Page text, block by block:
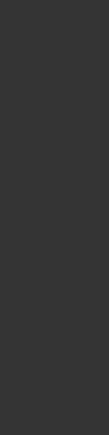
COMING BACK